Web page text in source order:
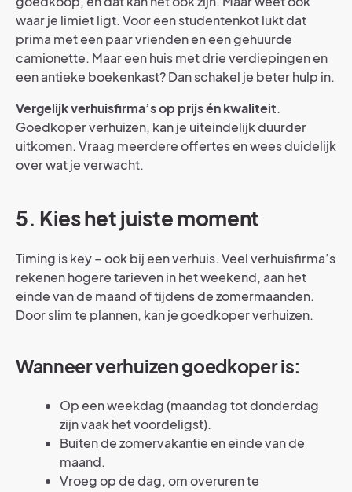
waar je limiet ligt. Voor een studentenkot lukt dat
prima met een paar vrienden en een gehuurde
camionette. Maar een huis met drie verdiepingen en
een antieke boekenkast? Dan schakel je beter hulp in.
Vergelijk verhuisfirma’s op prijs én kwaliteit.
Goedkoper verhuizen, kan je uiteindelijk duurder
uitkomen. Vraag meerdere offertes en wees duidelijk
over wat je verwacht.
5. Kies het juiste moment
Timing is key – ook bij een verhuis. Veel verhuisfirma’s
rekenen hogere tarieven in het weekend, aan het
einde van de maand of tijdens de zomermaanden.
Door slim te plannen, kan je goedkoper verhuizen.
Wanneer verhuizen goedkoper is:
Op een weekdag (maandag tot donderdag
zijn vaak het voordeligst).
Buiten de zomervakantie en einde van de
maand.
Vroeg op de dag, om overuren te